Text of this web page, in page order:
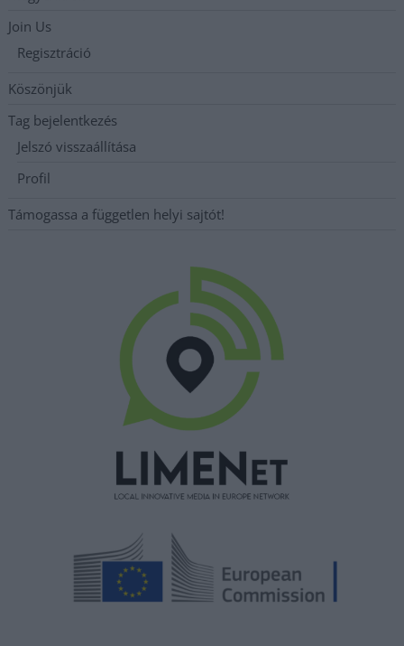
Join Us
Regisztráció
Köszönjük
Tag bejelentkezés
Jelszó visszaállítása
Profil
Támogassa a független helyi sajtót!